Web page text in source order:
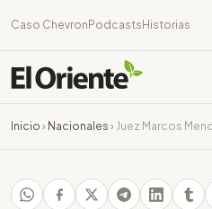
Caso Chevron Podcasts Historias
Inicio › Nacionales › Juez Marcos